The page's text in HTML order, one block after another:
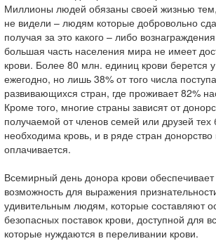
Миллионы людей обязаны своей жизнью тем,
не видели – людям которые добровольно
получая за это какого – либо
большая часть населения мира не имеет
крови. Более 80 млн. единиц крови берется
ежегодно, но лишь 38% от того числа
развивающихся стран, где проживает 82%
Кроме того, многие страны зависят от
получаемой от членов семей или друзей
необходима кровь, и в ряде стран
оплачивается.
Всемирный день донора крови
возможность для выражения
удивительным людям, которые составляют
безопасных поставок крови, доступной для
которые нуждаются в переливании крови.